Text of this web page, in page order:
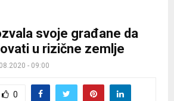
svoje građane da
u rizične zemlje
- 09:00
0